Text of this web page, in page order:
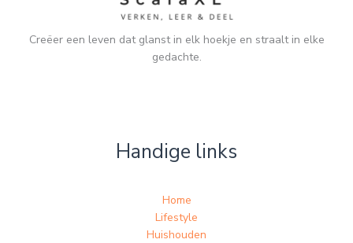
Creëer een leven dat glanst in elk hoekje en straalt in elke
gedachte.
Handige links
Home
Lifestyle
Huishouden